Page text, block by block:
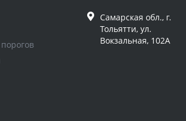
Самарская обл., г.
Тольятти, ул.
Вокзальная, 102А